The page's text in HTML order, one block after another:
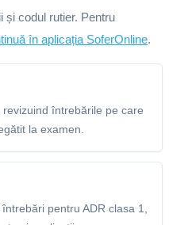
și codul rutier. Pentru
în aplicația SoferOnline.
întrebările pe care
la examen.
pentru ADR clasa 1,